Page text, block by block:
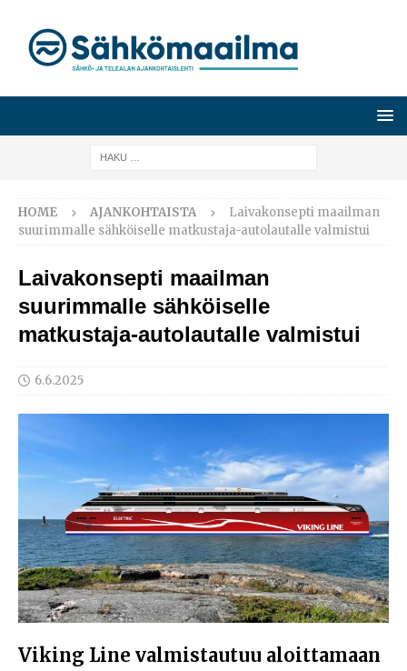
HOME AJANKOHTAISTA
Laivakonsepti maailman
suurimmalle sähköiselle matkustaja-autolautalle valmistui
Laivakonsepti maailman
suurimmalle sähköiselle
matkustaja-autolautalle valmistui
6.6.2025
Viking Line valmistautuu aloittamaan